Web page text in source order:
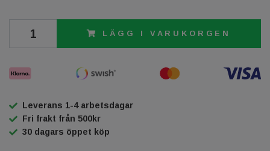
LÄGG I VARUKORGEN
Leverans 1-4 arbetsdagar
Fri frakt från 500kr
30 dagars öppet köp